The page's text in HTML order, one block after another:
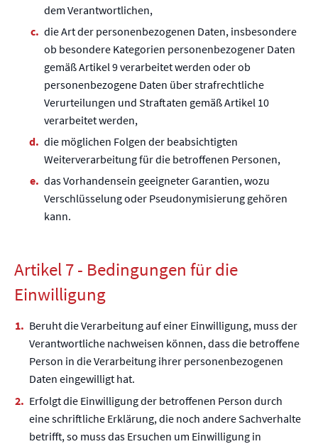
dem Verantwortlichen,
die Art der personenbezogenen Daten, insbesondere
ob besondere Kategorien personenbezogener Daten
gemäß Artikel 9 verarbeitet werden oder ob
personenbezogene Daten über strafrechtliche
Verurteilungen und Straftaten gemäß Artikel 10
verarbeitet werden,
die möglichen Folgen der beabsichtigten
Weiterverarbeitung für die betroffenen Personen,
das Vorhandensein geeigneter Garantien, wozu
Verschlüsselung oder Pseudonymisierung gehören
kann.
Artikel 7 - Bedingungen für die
Einwilligung
Beruht die Verarbeitung auf einer Einwilligung, muss der
Verantwortliche nachweisen können, dass die betroffene
Person in die Verarbeitung ihrer personenbezogenen
Daten eingewilligt hat.
Erfolgt die Einwilligung der betroffenen Person durch
eine schriftliche Erklärung, die noch andere Sachverhalte
betrifft, so muss das Ersuchen um Einwilligung in